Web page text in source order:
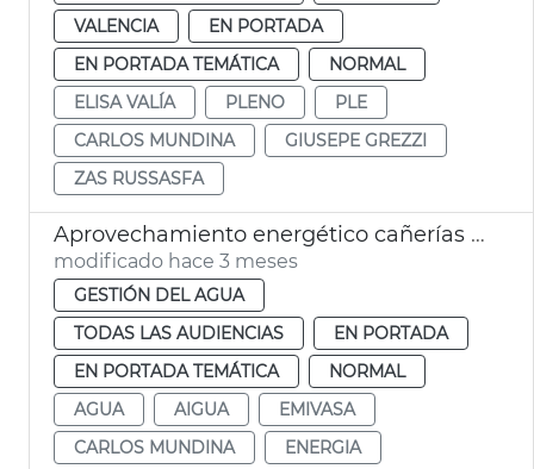
VALENCIA
EN PORTADA
EN PORTADA TEMÁTICA
NORMAL
ELISA VALÍA
PLENO
PLE
CARLOS MUNDINA
GIUSEPE GREZZI
ZAS RUSSASFA
Aprovechamiento energético cañerías agua València
modificado hace 3 meses
GESTIÓN DEL AGUA
TODAS LAS AUDIENCIAS
EN PORTADA
EN PORTADA TEMÁTICA
NORMAL
AGUA
AIGUA
EMIVASA
CARLOS MUNDINA
ENERGIA